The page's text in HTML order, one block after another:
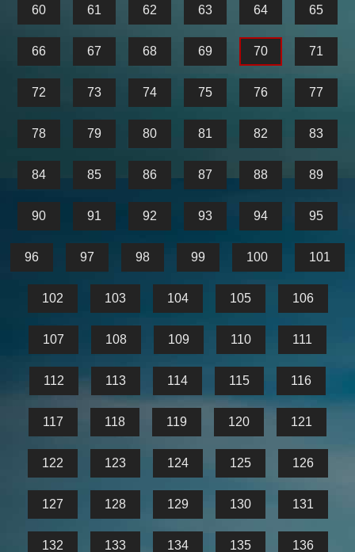
60 61 62 63 64 65
66 67 68 69 70 71
72 73 74 75 76 77
78 79 80 81 82 83
84 85 86 87 88 89
90 91 92 93 94 95
96 97 98 99 100 101
102 103 104 105 106
107 108 109 110 111
112 113 114 115 116
117 118 119 120 121
122 123 124 125 126
127 128 129 130 131
132 133 134 135 136